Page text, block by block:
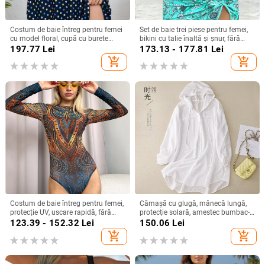
Costum de baie întreg pentru femei
cu model floral, cupă cu burete
încorporată, fără bretele, elasticitate
mare, material poliester-elastan
82%/18%
197.77 Lei
add_shopping_cart
Set de baie trei piese pentru femei,
bikini cu talie înaltă și șnur, fără
bretele, cu burete la bust, din
poliester 85% și căptușeală 15%,
imprimeu cu flori zdrobite
173.13 - 177.81 Lei
add_shopping_cart
Costum de baie întreg pentru femei,
protecție UV, uscare rapidă, fără
mâneci, cu burete pentru bust,
123.39 - 152.32 Lei
add_shopping_cart
Cămașă cu glugă, mânecă lungă,
protecție solară, amestec bumbac-
lin cu cânepă, cardigan de vară
150.06 Lei
add_shopping_cart